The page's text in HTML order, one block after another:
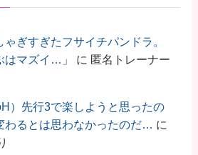
ゃぎすぎたフサイチパンドラ。
はマズイ…」
に 匿名トレーナー
）先行3で楽しようと思ったの
わるとは思わなかったのだ… に